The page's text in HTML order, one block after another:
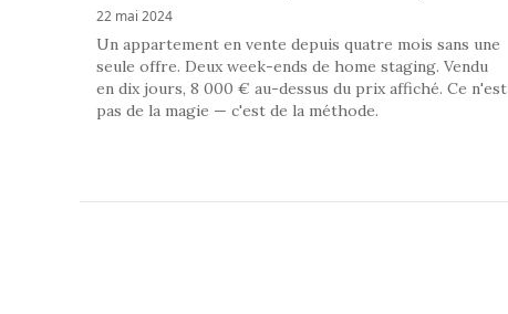
22 mai 2024
Un appartement en vente depuis quatre mois sans une
seule offre. Deux week-ends de home staging. Vendu
en dix jours, 8 000 € au-dessus du prix affiché. Ce n'est
pas de la magie — c'est de la méthode.